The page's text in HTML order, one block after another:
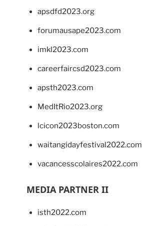
apsdfd2023.org
forumausape2023.com
imkl2023.com
careerfaircsd2023.com
apsth2023.com
MedItRio2023.org
lcicon2023boston.com
waitangidayfestival2022.com
vacancesscolaires2022.com
MEDIA PARTNER II
isth2022.com